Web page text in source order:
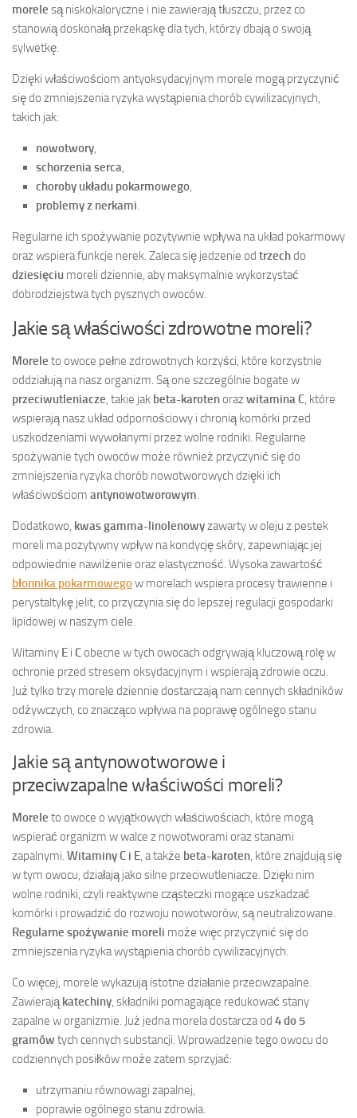
morele są niskokaloryczne i nie zawierają tłuszczu, przez co
stanowią doskonałą przekąskę dla tych, którzy dbają o swoją
sylwetkę.
Dzięki właściwościom antyoksydacyjnym morele mogą przyczynić
się do zmniejszenia ryzyka wystąpienia chorób cywilizacyjnych,
takich jak:
nowotwory,
schorzenia serca,
choroby układu pokarmowego,
problemy z nerkami.
Regularne ich spożywanie pozytywnie wpływa na układ pokarmowy
oraz wspiera funkcje nerek. Zaleca się jedzenie od trzechdo
dziesięciu moreli dziennie, aby maksymalnie wykorzystać
dobrodziejstwa tych pysznych owoców.
Jakie są właściwości zdrowotne moreli?
Morele to owoce pełne zdrowotnych korzyści, które korzystnie
oddziałują na nasz organizm. Są one szczególnie bogate w
przeciwutleniacze, takie jak beta-karotenorazwitamina C, które
wspierają nasz układ odpornościowy i chronią komórki przed
uszkodzeniami wywołanymi przez wolne rodniki. Regularne
spożywanie tych owoców może również przyczynić się do
zmniejszenia ryzyka chorób nowotworowych dzięki ich
właściwościom antynowotworowym.
Dodatkowo, kwas gamma-linolenowyzawarty w oleju z pestek
moreli ma pozytywny wpływ na kondycję skóry, zapewniając jej
odpowiednie nawilżenie oraz elastyczność. Wysoka zawartość
błonnika pokarmowegow morelach wspiera procesy trawienne i
perystaltykę jelit, co przyczynia się do lepszej regulacji gospodarki
lipidowej w naszym ciele.
Witaminy E i Cobecne w tych owocach odgrywają kluczową rolę w
ochronie przed stresem oksydacyjnym i wspierają zdrowie oczu.
Już tylko trzy morele dziennie dostarczają nam cennych składników
odżywczych, co znacząco wpływa na poprawę ogólnego stanu
zdrowia.
Jakie są antynowotworowe i
przeciwzapalne właściwości moreli?
Morele to owoce o wyjątkowych właściwościach, które mogą
wspierać organizm w walce z nowotworami oraz stanami
zapalnymi. Witaminy C i E, a także beta-karoten, które znajdują się
w tym owocu, działają jako silne przeciwutleniacze. Dzięki nim
wolne rodniki, czyli reaktywne cząsteczki mogące uszkadzać
komórki i prowadzić do rozwoju nowotworów, są neutralizowane.
Regularne spożywanie moreli może więc przyczynić się do
zmniejszenia ryzyka wystąpienia chorób cywilizacyjnych.
Co więcej, morele wykazują istotne działanie przeciwzapalne.
Zawierająkatechiny, składniki pomagające redukować stany
zapalne w organizmie. Już jedna morela dostarcza od 4 do 5
gramów tych cennych substancji. Wprowadzenie tego owocu do
codziennych posiłków może zatem sprzyjać:
utrzymaniu równowagi zapalnej,
poprawie ogólnego stanu zdrowia.